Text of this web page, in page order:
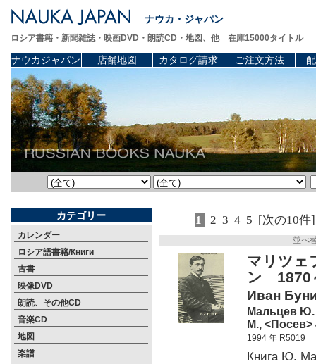
ナウカ・ジャパン
ロシア書籍・新聞雑誌・映画DVD・朗読CD・地図、他 在庫15000タイトル
ナウカジャパン 店舗地図 カタログ請求 ご注文方法
カテゴリー
カレンダー
ロシア語書籍/Книги
古書
映像DVD
朗読、その他CD
音楽CD
地図
楽譜
1 2 3 4 5 [次の10件]
並べ
マリツェ
ン 1870
Иван
Мальцев Ю.
М., <Посев>
1994 年 R5019
Книга Ю.